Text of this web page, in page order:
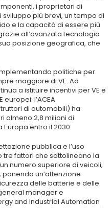
i proprietari di
più brevi, un tempo di
e la capacità di essere più
all’avanzata tecnologia
posizione geografica, che
politiche per
maggiore di VE. Ad
a istituire incentivi per VE e
l’ACEA
di automobili) ha
almeno 2,8 milioni di
Europa entro il 2030.
pubblica e l’uso
fattori che sottolineano la
numero superiore di veicoli,
un’attenzione
delle batterie e delle
manager e
and Industrial Automation